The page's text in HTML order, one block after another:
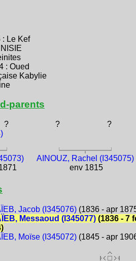
: Le Kef
: Oued
Kabylie
parents
? ? ?
AINOUZ, Rachel (I345075)
env 1815
Jacob (I345076)(1836 - apr
Messaoud (I345077)(1836 - 7
Moïse (I345072)(1845 - apr